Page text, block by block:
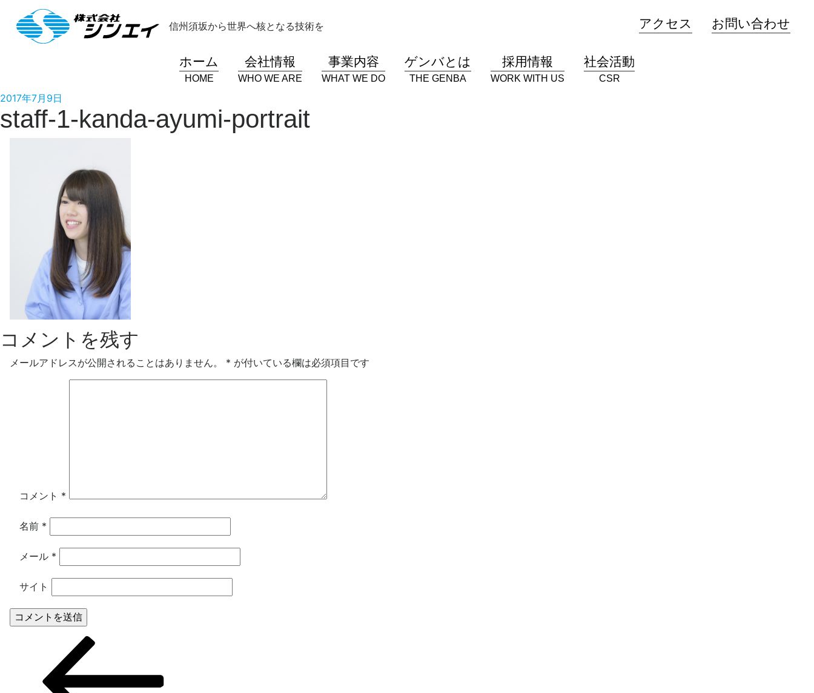
ス
ッ
信州須坂から世界へ核となる技術を アクセス お問い合わせ
ホーム
HOME
会社情報
WHO WE ARE
事業内容
WHAT WE DO
ゲンバとは
THE GENBA
採用情報
WORK WITH US
社会活動
CSR
投
稿
日:
2017年7月9日
staff-1-kanda-ayumi-portrait
コメントを残す
メールアドレスが公開されることはありません。 * が付いている欄は必須項目です
コメント *
名前 *
メール *
サイト